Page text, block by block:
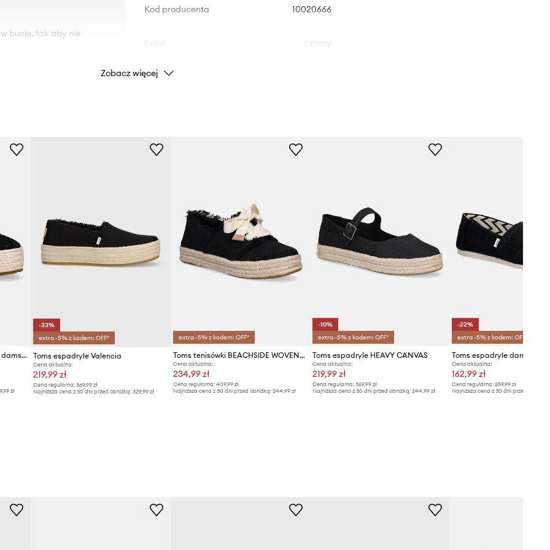
bucie, tak aby nie
Kod producenta 10020666
czarny
Marka
ID Produktu
Zobacz więcej
Toms espadryle na platformie damskie VALENCIA
zł
-33%
extra -5% z kodem: OFF*
Toms espadryle Valencia
Cena aktualna:
219,99 zł
Cena regularna: 369,99 zł
Najniższa cena z 30 dni przed obniżką: 329,99 zł
extra -5% z kodem: OFF*
Toms tenisówki BEACHSIDE WOVEN/FRAY
Cena aktualna:
234,99 zł
Cena regularna: 409,99 zł
Najniższa cena z 30 dni przed obniżką: 244,99 zł
-10%
extra -5% z kodem: OFF*
Toms espadryle HEAVY CANVAS
Cena aktualna:
219,99 zł
Cena regularna:369,99 zł
Najniższa cena z 30 dni przed obniżką:244,99 zł
-22%
extra -5% z kodem: OFF*
Cena aktualna:
162,99 zł
Cena regularna: 259,99 zł
Najniższa cena z 30 dni przed obniżką: